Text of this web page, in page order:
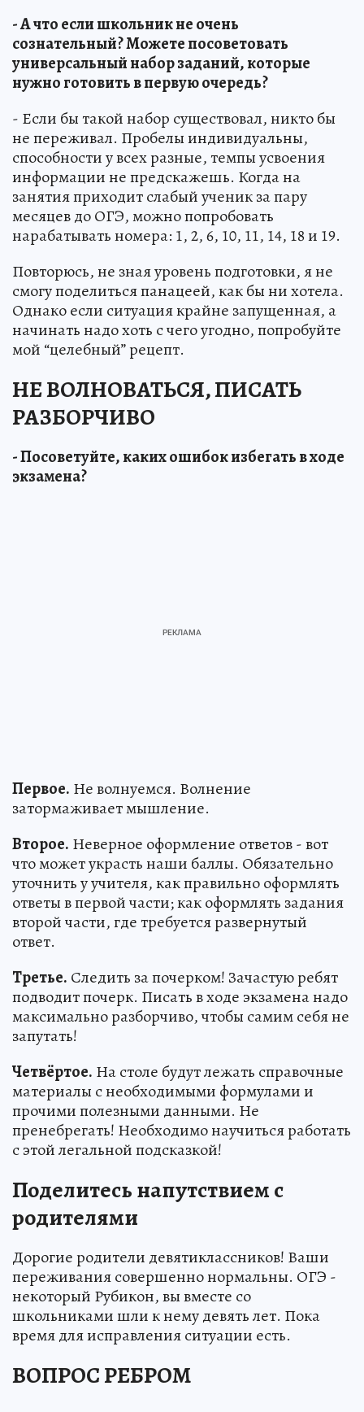
- А что если школьник не очень
сознательный? Можете посоветовать
универсальный набор заданий, которые
нужно готовить в первую очередь?
- Если бы такой набор существовал, никто бы
не переживал. Пробелы индивидуальны,
способности у всех разные, темпы усвоения
информации не предскажешь. Когда на
занятия приходит слабый ученик за пару
месяцев до ОГЭ, можно попробовать
нарабатывать номера: 1, 2, 6, 10, 11, 14, 18 и 19.
Повторюсь, не зная уровень подготовки, я не
смогу поделиться панацеей, как бы ни хотела.
Однако если ситуация крайне запущенная, а
начинать надо хоть с чего угодно, попробуйте
мой “целебный” рецепт.
НЕ ВОЛНОВАТЬСЯ, ПИСАТЬ
РАЗБОРЧИВО
- Посоветуйте, каких ошибок избегать в ходе
экзамена?
Первое. Не волнуемся. Волнение
затормаживает мышление.
Второе. Неверное оформление ответов - вот
что может украсть наши баллы. Обязательно
уточнить у учителя, как правильно оформлять
ответы в первой части; как оформлять задания
второй части, где требуется развернутый
ответ.
Третье. Следить за почерком! Зачастую ребят
подводит почерк. Писать в ходе экзамена надо
максимально разборчиво, чтобы самим себя не
запутать!
Четвёртое. На столе будут лежать справочные
материалы с необходимыми формулами и
прочими полезными данными. Не
пренебрегать! Необходимо научиться работать
с этой легальной подсказкой!
Поделитесь напутствием с
родителями
Дорогие родители девятиклассников! Ваши
переживания совершенно нормальны. ОГЭ -
некоторый Рубикон, вы вместе со
школьниками шли к нему девять лет. Пока
время для исправления ситуации есть.
ВОПРОС РЕБРОМ